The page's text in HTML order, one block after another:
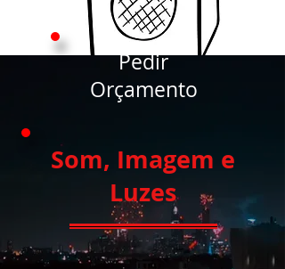
Pedir
Orçamento
Som, Imagem e
Luzes